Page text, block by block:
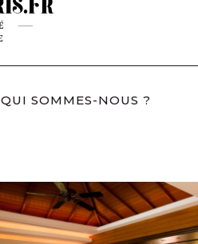
QUI SOMMES-NOUS ?